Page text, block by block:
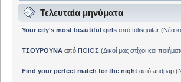
Τελευταία μηνύματα
Your city's most beautiful girlsαπό tolisguitar(Νέα
ΤΣΟΥΡΟΥΝΑαπό ΠΟΙΟΣ (Δικοί μας στίχοι και
Find your perfect match for the nightαπό andpap(